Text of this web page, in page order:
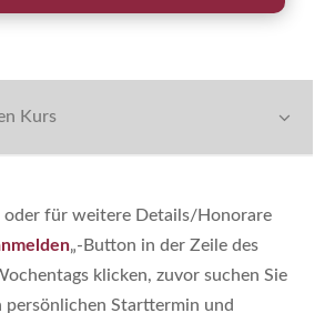
Kurs
oder für weitere Details/Honorare
„-Button in der Zeile des
klicken, zuvor suchen Sie
persönlichen Starttermin und